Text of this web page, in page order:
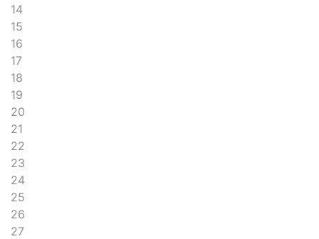
14
15
16
17
18
19
20
21
22
23
24
25
26
27